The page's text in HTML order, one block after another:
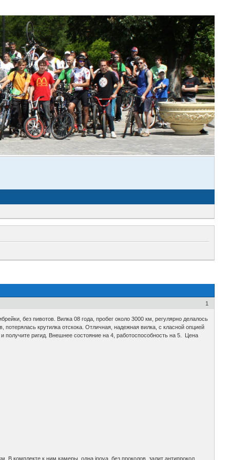
1
без пивотов. Вилка 08 года, пробег около 3000 км, регулярно делалось
крутилка отскока. Отличная, надежная вилка, с класной опцией
получите ригид. Внешнее состояние на 4, работоспособность на 5. Цена
В комплекте к ним камеры, одна inova, без проколов, залит антипрокол,